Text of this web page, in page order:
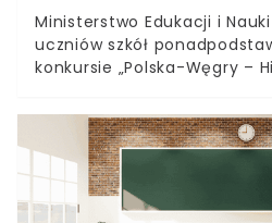
Ministerstwo Edukacji i
uczniów szkół
konkursie „Polska-Węgry –
Wschodnich oraz Instytutu
Węgierskiej im. Wacława
przedsięwzięcie ma na celu
historycznej młodych, a
zasłużonych postaci